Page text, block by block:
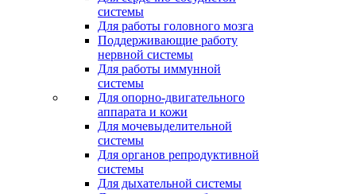
системы
Для работы головного мозга
Поддерживающие работу
нервной системы
Для работы иммунной
системы
Для опорно-двигательного
аппарата и кожи
Для мочевыделительной
системы
Для органов репродуктивной
системы
Для дыхательной системы